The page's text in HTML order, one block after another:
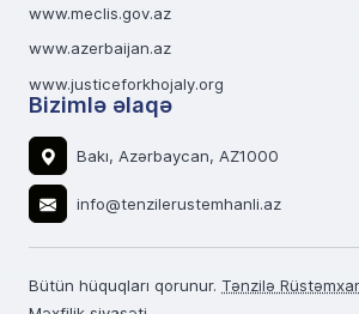
www.meclis.gov.az
www.azerbaijan.az
www.justiceforkhojaly.org
Bizimlə əlaqə
Bakı, Azərbaycan, AZ1000
info@tenzilerustemhanli.az
Bütün hüquqları qorunur. Tənzilə